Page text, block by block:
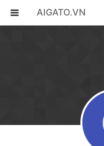
AIGATO.VN